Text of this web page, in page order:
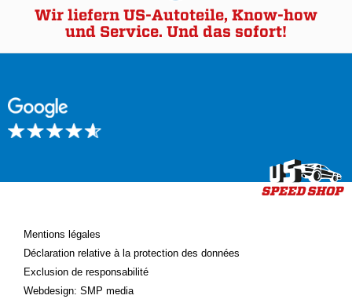
Wir liefern US-Autoteile, Know-how
und Service. Und das sofort!
Mentions légales
Déclaration relative à la protection des données
Exclusion de responsabilité
Webdesign: SMP media